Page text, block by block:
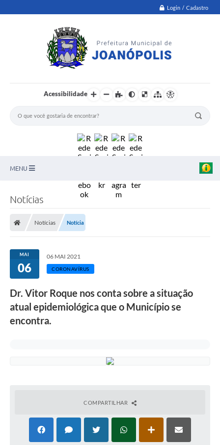
Login / Cadastro
Acessibilidade
MENU
Transparência
Editais
Diário Oficial
Conselhos
Contato
Contas Públicas
Notícias
Notícias Notícia
MAI
06
06 MAI 2021
CORONAVÍRUS
Dr. Vitor Roque nos conta sobre a situação
atual epidemiológica que o Município se
encontra.
COMPARTILHAR